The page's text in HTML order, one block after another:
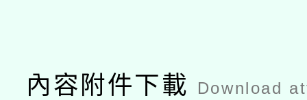
內容附件下載 Download